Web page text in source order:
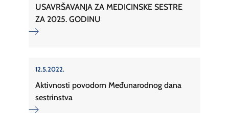
USAVRŠAVANJA ZA MEDICINSKE SESTRE
ZA 2025. GODINU
12.5.2022.
Aktivnosti povodom Međunarodnog dana
sestrinstva